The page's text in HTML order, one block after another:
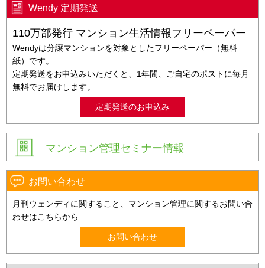
Wendy 定期発送
110万部発行 マンション生活情報フリーペーパー
Wendyは分譲マンションを対象としたフリーペーパー（無料
紙）です。
定期発送をお申込みいただくと、1年間、ご自宅のポストに毎月
無料でお届けします。
定期発送のお申込み
マンション管理セミナー情報
お問い合わせ
月刊ウェンディに関すること、マンション管理に関するお問い合
わせはこちらから
お問い合わせ